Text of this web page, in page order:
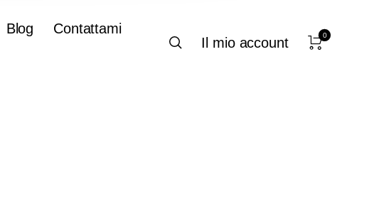
Blog
Contattami
Il mio account
0